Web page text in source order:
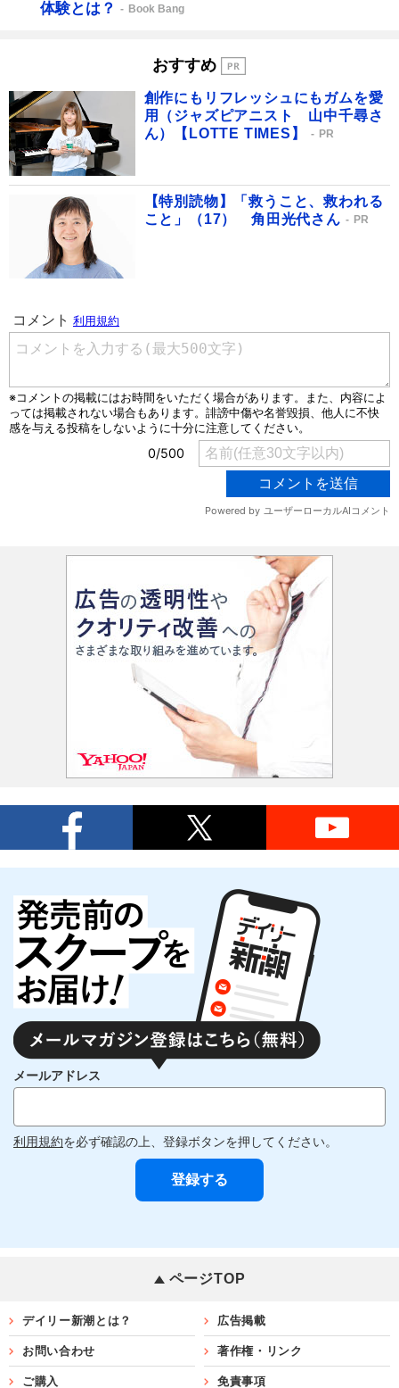
体験とは？
Book Bang
おすすめ
創作にもリフレッシュにもガムを愛
用（ジャズピアニスト 山中千尋さ
ん）【LOTTE TIMES】
PR
【特別読物】「救うこと、救われる
こと」（17） 角田光代さん
PR
メールアドレス
利用規約を必ず確認の上、登録ボタンを押してください。
ページTOP
デイリー新潮とは？ 広告掲載
お問い合わせ 著作権・リンク
ご購入 免責事項